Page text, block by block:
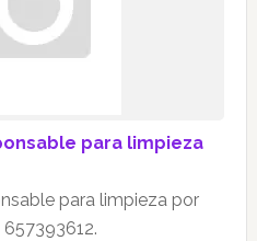
para limpieza
para limpieza por